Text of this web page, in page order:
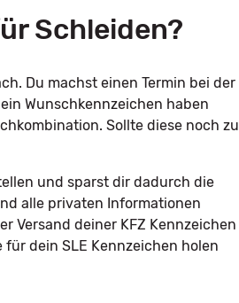
Schleiden?
Du machst einen Termin bei der
Wunschkennzeichen haben
Sollte diese noch zu
und sparst dir dadurch die
alle privaten Informationen
Versand deiner KFZ Kennzeichen
dein SLE Kennzeichen holen